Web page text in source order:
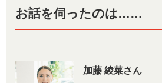
お話を伺ったのは……
加藤 綾菜さん